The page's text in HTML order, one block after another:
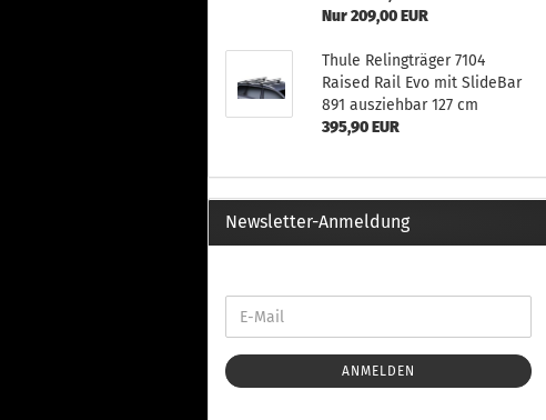
E-Bike Fahrradträger
Thule
Clamp
normalen
Thule
Thule
Fußsatz
Nur 209,00 EUR
Thule Relingträger 7104
Raised Rail Evo mit SlideBar
891 ausziehbar 127 cm
395,90 EUR
Newsletter-Anmeldung
ANMELDEN